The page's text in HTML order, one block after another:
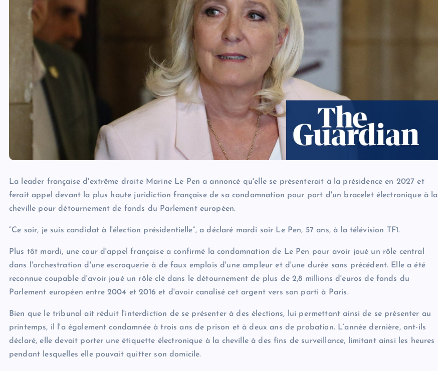
La leader française d'extrême droite Marine Le Pen a annoncé qu'elle se présenterait à la présidence en 2027 et
ferait appel devant la plus haute juridiction française de sa condamnation pour port d'un bracelet électronique à la
cheville pour détournement de fonds du Parlement européen.
“Ce soir, je suis candidat à l'élection présidentielle”, a déclaré mardi soir Le Pen, 57 ans, à la télévision TF1.
Plus tôt mardi, une cour d'appel française a confirmé la condamnation de Le Pen pour avoir joué un rôle central
dans l'orchestration d'une escroquerie à de faux emplois d'une ampleur et d'une durée sans précédent. Elle a été
reconnue coupable d'avoir joué un rôle clé dans le détournement de plus de 2,8 millions d'euros de fonds du
Parlement européen entre 2004 et 2016 et d'avoir canalisé cet argent vers son parti à Paris.
Bien que le tribunal ait réduit l'interdiction de se présenter à des élections, lui permettant ainsi de se présenter au
printemps, il l'a également condamnée à trois ans de prison et à deux ans de probation. L’année dernière, ont-ils
déclaré, elle devait porter une étiquette électronique à la cheville à des fins de surveillance, limitant ainsi les heures
pendant lesquelles elle pouvait quitter son domicile.